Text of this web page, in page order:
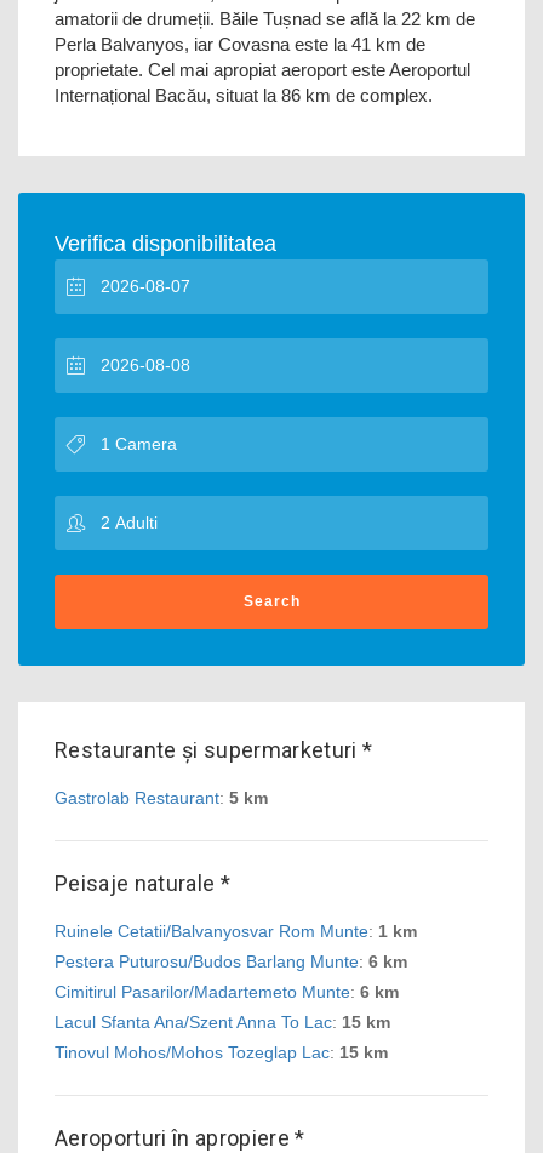
amatorii de drumeții. Băile Tușnad se află la 22 km de
Perla Balvanyos, iar Covasna este la 41 km de
proprietate. Cel mai apropiat aeroport este Aeroportul
Internațional Bacău, situat la 86 km de complex.
Verifica disponibilitatea
Search
Restaurante și supermarketuri *
Gastrolab Restaurant: 5 km
Peisaje naturale *
Ruinele Cetatii/Balvanyosvar Rom Munte: 1 km
Pestera Puturosu/Budos Barlang Munte: 6 km
Cimitirul Pasarilor/Madartemeto Munte: 6 km
Lacul Sfanta Ana/Szent Anna To Lac: 15 km
Tinovul Mohos/Mohos Tozeglap Lac: 15 km
Aeroporturi în apropiere *